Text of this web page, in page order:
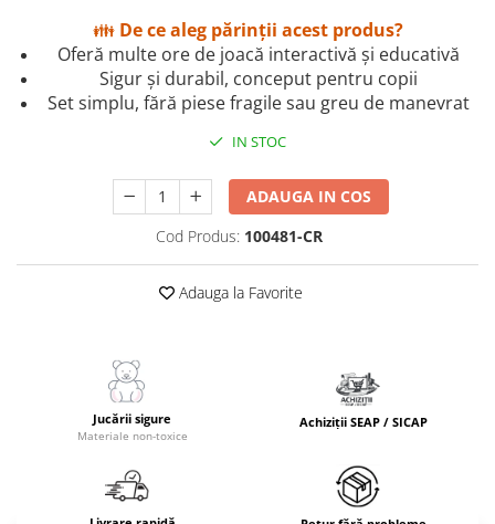
Camera Copilului
Balansoare & Covorase de Joaca
Carusele & Jucarii pentru Patut
Depozitare & Organizare Jucarii
Masinute Electrice
Trotinete & Triciclete pentru Copii
Joaca de Vara & Apa
Colaci & Saltele Gonflabile
Jucarii pentru Plaja
Joaca in Aer Liber
Jucarii Educative & Invatare
👪 De ce aleg părinții acest produs?
Oferă multe ore de joacă interactivă și educativă
Sigur și durabil, conceput pentru copii
Set simplu, fără piese fragile sau greu de manevrat
IN STOC
ADAUGA IN COS
Cod Produs: 100481-CR
Adauga la Favorite
Jucării sigure
Materiale non-toxice
Achiziții SEAP / SICAP